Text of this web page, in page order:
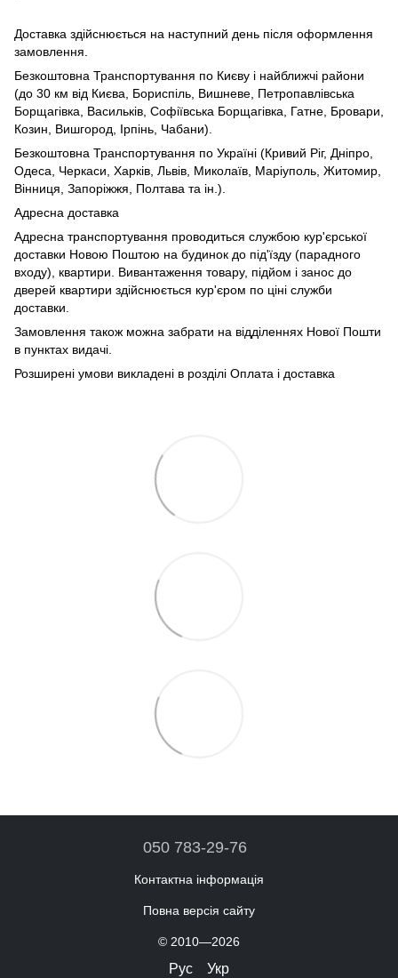
Доставка здійснюється на наступний день після оформлення
замовлення.
Безкоштовна Транспортування по Києву і найближчі райони
(до 30 км від Києва, Бориспіль, Вишневе, Петропавлівська
Борщагівка, Васильків, Софіївська Борщагівка, Гатне, Бровари,
Козин, Вишгород, Ірпінь, Чабани).
Безкоштовна Транспортування по Україні (Кривий Ріг, Дніпро,
Одеса, Черкаси, Харків, Львів, Миколаїв, Маріуполь, Житомир,
Вінниця, Запоріжжя, Полтава та ін.).
Адресна доставка
Адресна транспортування проводиться службою кур'єрської
доставки Новою Поштою на будинок до під'їзду (парадного
входу), квартири. Вивантаження товару, підйом і занос до
дверей квартири здійснюється кур'єром по ціні служби
доставки.
Замовлення також можна забрати на відділеннях Нової Пошти
в пунктах видачі.
Розширені умови викладені в розділі Оплата і доставка
050 783-29-76
Контактна інформація
Повна версія сайту
© 2010—2026
Рус Укр